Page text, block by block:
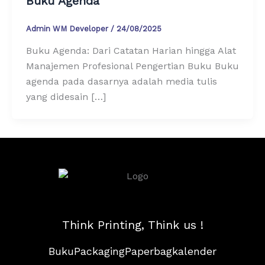
Admin WM Developer / 24/08/2025
Buku Agenda: Dari Catatan Harian hingga Alat
Manajemen Profesional Pengertian Buku Buku
agenda pada dasarnya adalah media tulis
yang didesain […]
Think Printing, Think us !
BukuPackagingPaperbagkalender